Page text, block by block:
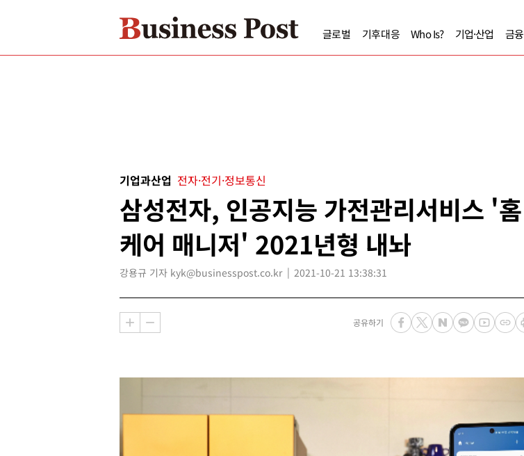
글로벌 기후대응 Who Is? 기업·산업 금융
기업과산업 전자·전기·정보통신
삼성전자, 인공지능 가전관리서비스 '홈
케어 매니저' 2021년형 내놔
강용규 기자 kyk@businesspost.co.kr 2021-10-21 13:38:31
공유하기